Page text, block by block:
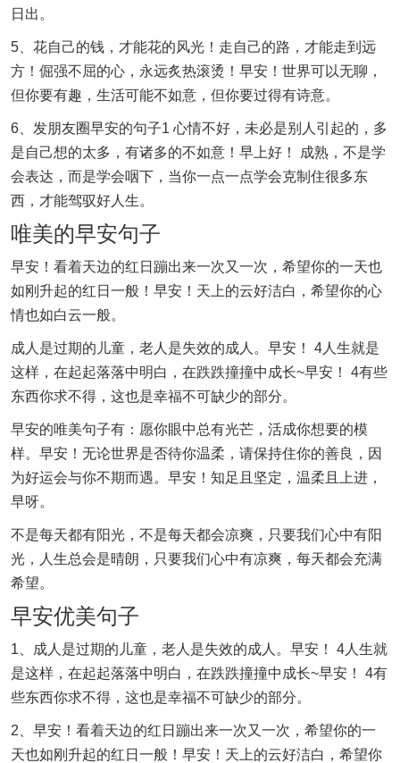
日出。
5、花自己的钱，才能花的风光！走自己的路，才能走到远
方！倔强不屈的心，永远炙热滚烫！早安！世界可以无聊，
但你要有趣，生活可能不如意，但你要过得有诗意。
6、发朋友圈早安的句子1 心情不好，未必是别人引起的，多
是自己想的太多，有诸多的不如意！早上好！ 成熟，不是学
会表达，而是学会咽下，当你一点一点学会克制住很多东
西，才能驾驭好人生。
唯美的早安句子
早安！看着天边的红日蹦出来一次又一次，希望你的一天也
如刚升起的红日一般！早安！天上的云好洁白，希望你的心
情也如白云一般。
成人是过期的儿童，老人是失效的成人。早安！ 4人生就是
这样，在起起落落中明白，在跌跌撞撞中成长~早安！ 4有些
东西你求不得，这也是幸福不可缺少的部分。
早安的唯美句子有：愿你眼中总有光芒，活成你想要的模
样。早安！无论世界是否待你温柔，请保持住你的善良，因
为好运会与你不期而遇。早安！知足且坚定，温柔且上进，
早呀。
不是每天都有阳光，不是每天都会凉爽，只要我们心中有阳
光，人生总会是晴朗，只要我们心中有凉爽，每天都会充满
希望。
早安优美句子
1、成人是过期的儿童，老人是失效的成人。早安！ 4人生就
是这样，在起起落落中明白，在跌跌撞撞中成长~早安！ 4有
些东西你求不得，这也是幸福不可缺少的部分。
2、早安！看着天边的红日蹦出来一次又一次，希望你的一
天也如刚升起的红日一般！早安！天上的云好洁白，希望你